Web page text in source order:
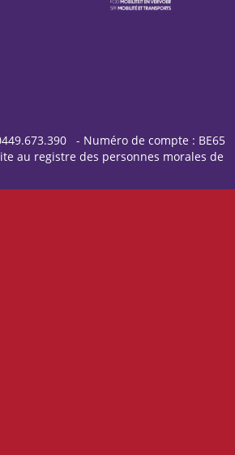
- Numéro de compte : BE65
au registre des personnes morales de